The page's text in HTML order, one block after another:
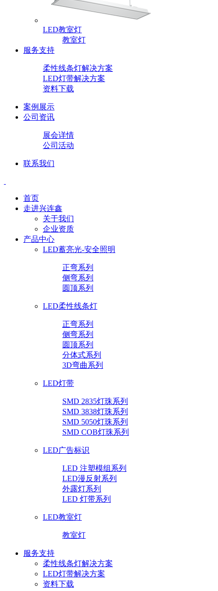
LED教室灯
教室灯
服务支持
柔性线条灯解决方案
LED灯带解决方案
资料下载
案例展示
公司资讯
展会详情
公司活动
联系我们
首页
走进兴连鑫
关于我们
企业资质
产品中心
LED蓄亮光-安全照明
正弯系列
侧弯系列
圆顶系列
LED柔性线条灯
正弯系列
侧弯系列
圆顶系列
分体式系列
3D弯曲系列
LED灯带
SMD 2835灯珠系列
SMD 3838灯珠系列
SMD 5050灯珠系列
SMD COB灯珠系列
LED广告标识
LED 注塑模组系列
LED漫反射系列
外露灯系列
LED 灯带系列
LED教室灯
教室灯
服务支持
柔性线条灯解决方案
LED灯带解决方案
资料下载